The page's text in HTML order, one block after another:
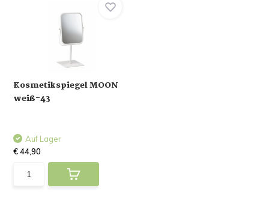
Kosmetikspiegel MOON
weiß-43
Auf Lager
€ 44,90